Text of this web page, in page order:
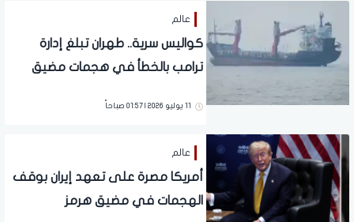
عالم
كواليس سرية.. طهران تبلغ إدارة
ترامب بالخطأ في هجمات مضيق
11 يوليو 2026 | 01:57 صباحاً
عالم
أمريكا مصرة على تعهد إيران بوقف
الهجمات في مضيق هرمز